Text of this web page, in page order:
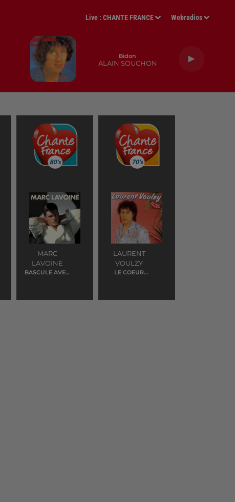
Live :CHANTE FRANCE Webradios
Bidon
ALAIN SOUCHON
MARC
LAVOINE
BASCULE AVEC
LAURENT
VOULZY
LE COEUR